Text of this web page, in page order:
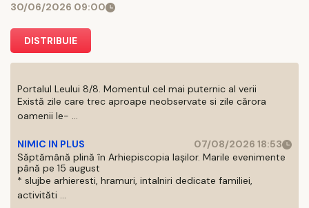
30/06/2026 09:00
DISTRIBUIE
Portalul Leului 8/8. Momentul cel mai puternic al verii
Există zile care trec aproape neobservate si zile cărora
oamenii le- ...
NIMIC IN PLUS
07/08/2026 18:53
Săptămână plină în Arhiepiscopia Iașilor. Marile evenimente
până pe 15 august
* slujbe arhieresti, hramuri, intalniri dedicate familiei,
activităti ...